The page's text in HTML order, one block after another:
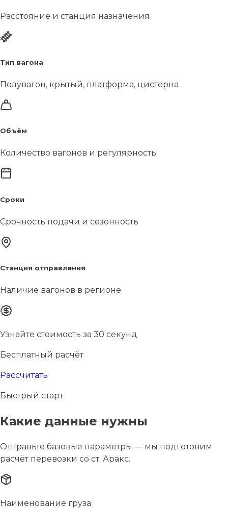
Расстояние и станция назначения
Тип вагона
Полувагон, крытый, платформа, цистерна
Объём
Количество вагонов и регулярность
Сроки
Срочность подачи и сезонность
Станция отправления
Наличие вагонов в регионе
Узнайте стоимость за 30 секунд
Бесплатный расчёт
Рассчитать
Быстрый старт
Какие данные нужны
Отправьте базовые параметры — мы подготовим
расчёт перевозки со ст. Аракс.
Наименование груза